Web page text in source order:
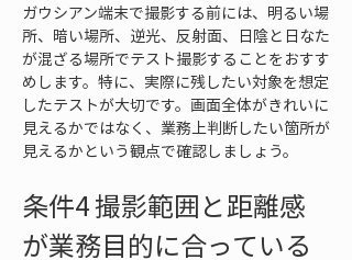
ガウシアン端末で撮影する前には、明るい場
所、暗い場所、逆光、反射面、日陰と日なた
が混ざる場所でテスト撮影することをおすす
めします。特に、実際に残したい対象を想定
したテストが大切です。画面全体がきれいに
見えるかではなく、業務上判断したい箇所が
見えるかという観点で確認しましょう。
条件4 撮影範囲と距離感
が業務目的に合っている